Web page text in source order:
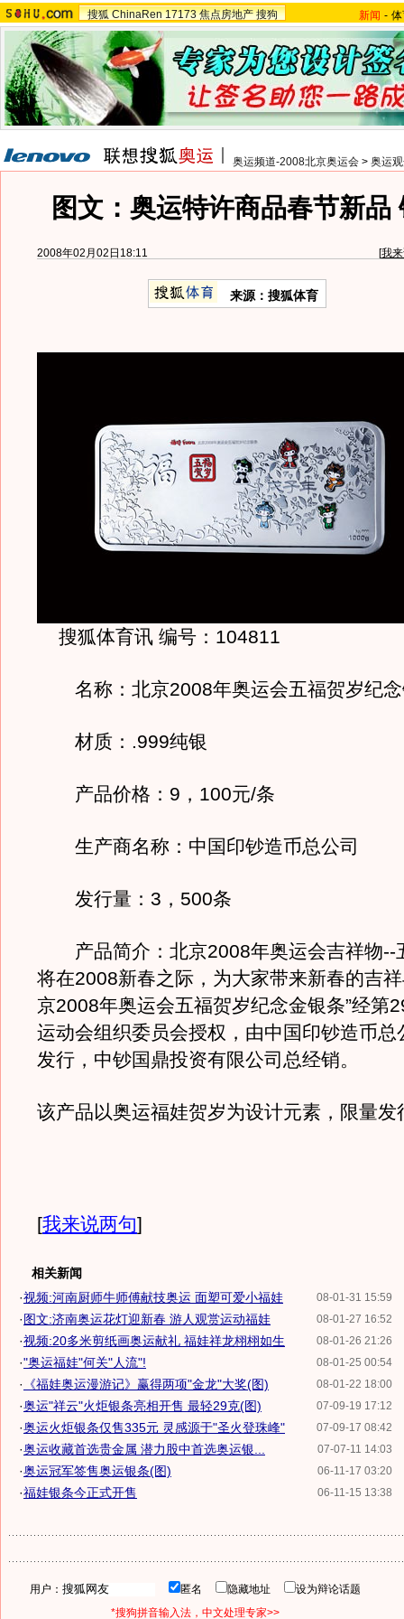
搜狐 ChinaRen 17173 焦点房地产 搜狗 新闻 -
奥运频道-2008北京奥运会 > 奥运
图文：奥运特许商品春节新品
2008年02月02日18:11 [我
来源：搜狐体育
搜狐体育讯 编号：104811
名称：北京2008年奥运会五福贺岁纪念
材质：.999纯银
产品价格：9，100元/条
生产商名称：中国印钞造币总公司
发行量：3，500条
产品简介：北京2008年奥运会吉祥物--
将在2008新春之际，为大家带来新春的吉
京2008年奥运会五福贺岁纪念金银条”经第
运动会组织委员会授权，由中国印钞造币总
发行，中钞国鼎投资有限公司总经销。
该产品以奥运福娃贺岁为设计元素，限量发
[我来说两句]
相关新闻
08-01-31 15:59
·视频:河南厨师牛师傅献技奥运 面塑可爱小福娃
08-01-27 16:52
·图文:济南奥运花灯迎新春 游人观赏运动福娃
08-01-26 21:26
·视频:20多米剪纸画奥运献礼 福娃祥龙栩栩如生
08-01-25 00:54
·"奥运福娃"何关"人流"!
08-01-22 18:00
· 《福娃奥运漫游记》赢得两项"金龙"大奖(图)
07-09-19 17:12
·奥运"祥云"火炬银条亮相开售 最轻29克(图)
07-09-17 08:42
·奥运火炬银条仅售335元 灵感源于"圣火登珠峰"
07-07-11 14:03
·奥运收藏首选贵金属 潜力股中首选奥运银...
06-11-17 03:20
·奥运冠军签售奥运银条(图)
06-11-15 13:38
·福娃银条今正式开售
用户： 匿名 隐藏地址
设为辩论话题
*搜狗拼音输入法，中文处理专家>>